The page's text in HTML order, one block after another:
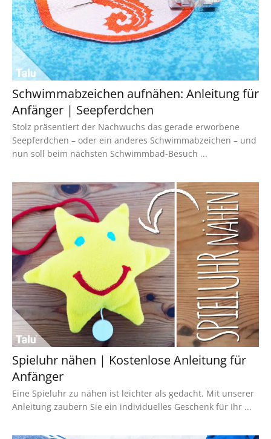
Schwimmabzeichen aufnähen: Anleitung für
Anfänger | Seepferdchen
Stolz präsentiert der Nachwuchs das gerade erworbene
Seepferdchen – oder ein anderes Schwimmabzeichen – und
nun soll beim nächsten Schwimmbad-Besuch ...
Spieluhr nähen | Kostenlose Anleitung für
Anfänger
Eine Spieluhr zu nähen ist leichter als gedacht. Mit unserer
Anleitung zaubern Sie ein individuelles Geschenk für Ihr ...